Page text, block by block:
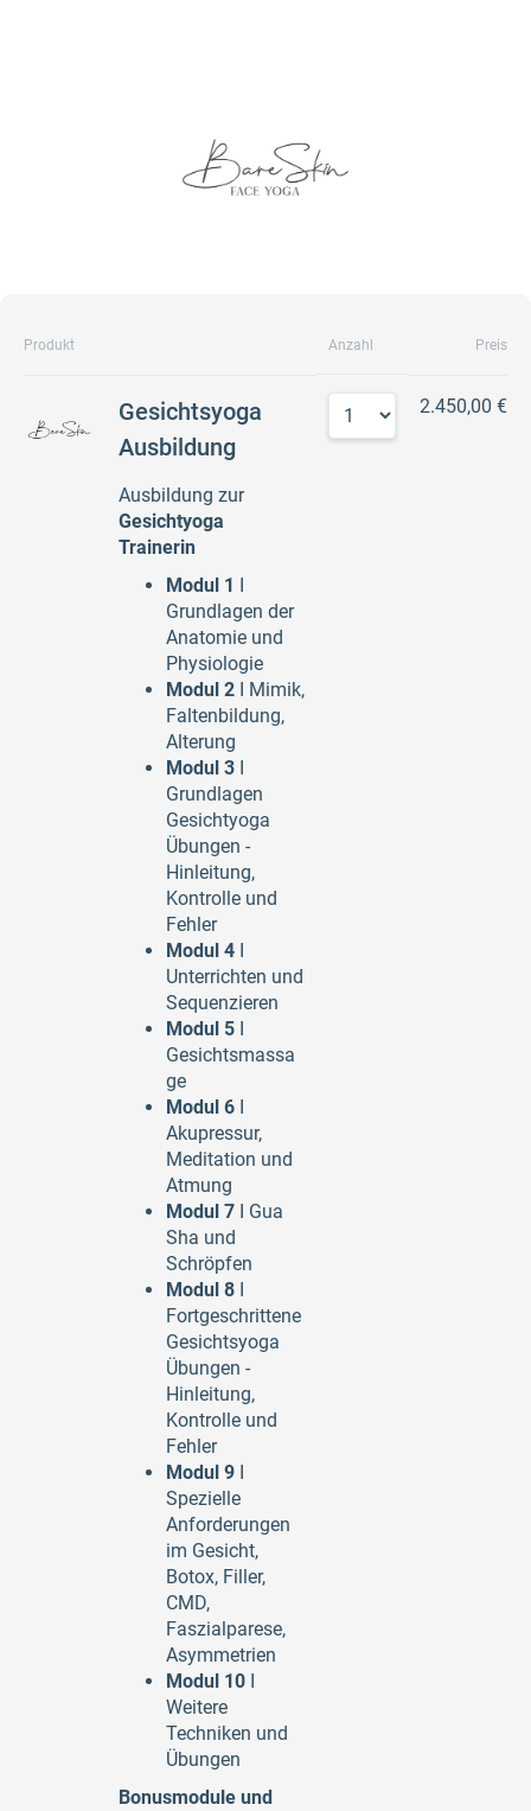
Produkt Anzahl Preis
Gesichtsyoga
Ausbildung
Ausbildung zur
Gesichtyoga
Trainerin
Modul 1
Grundlagen der
Anatomie und
Physiologie
Modul 2 I Mimik,
Faltenbildung,
Alterung
Modul 3
Grundlagen
Gesichtyoga
Übungen -
Hinleitung,
Kontrolle und
Fehler
Modul 4
Unterrichten und
Sequenzieren
Modul 5
Gesichtsmassa
ge
Modul 6
Akupressur,
Meditation und
Atmung
Modul 7 I Gua
Sha und
Schröpfen
Modul 8
Fortgeschrittene
Gesichtsyoga
Übungen -
Hinleitung,
Kontrolle und
Fehler
Modul 9
Spezielle
Anforderungen
im Gesicht,
Botox, Filler,
CMD,
Faszialparese,
Asymmetrien
Modul 10
Weitere
Techniken und
Übungen
Bonusmodule und
2.450,00 €